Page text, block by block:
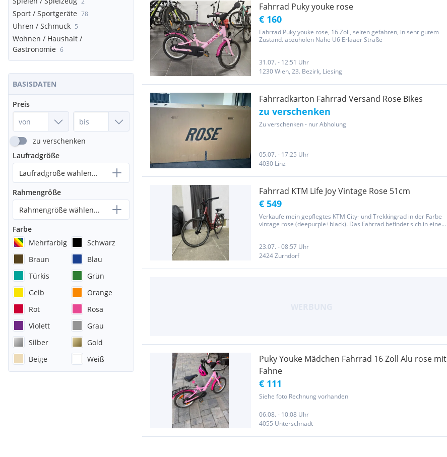
Sport / Sportgeräte 78
Uhren / Schmuck 5
Wohnen / Haushalt /
Gastronomie 6
BASISDATEN
Preis
zu verschenken
Laufradgröße
Laufradgröße wählen...
Rahmengröße
Rahmengröße wählen...
Farbe
Mehrfarbig
Schwarz
Braun
Blau
Türkis
Grün
Gelb
Orange
Rot
Rosa
Violett
Grau
Silber
Gold
Beige
Weiß
Fahrrad Puky youke rose
€ 160
Fahrrad Puky youke rose, 16 Zoll, selten gefahren, in sehr gutem
Zustand. abzuholen Nähe U6 Erlaaer Straße
31.07. - 12:51 Uhr
1230 Wien, 23. Bezirk, Liesing
Fahrradkarton Fahrrad Versand Rose Bikes
zu verschenken
Zu verschenken - nur Abholung
05.07. - 17:25 Uhr
4030 Linz
Fahrrad KTM Life Joy Vintage Rose 51cm
€ 549
Verkaufe mein gepflegtes KTM City- und Trekkingrad in der Farbe
vintage rose (deepurple+black). Das Fahrrad befindet sich in einem
23.07. - 08:57 Uhr
2424 Zurndorf
Puky Youke Mädchen Fahrrad 16 Zoll Alu rose mit
Fahne
€ 111
Siehe foto Rechnung vorhanden
06.08. - 10:08 Uhr
4055 Unterschnadt